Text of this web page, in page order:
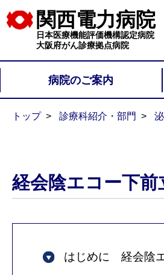
関西電力病院
日本医療機能評価機構認定病院
大阪府がん診療拠点病院
病院のご案内
トップ 診療科紹介・部門
経会陰エコー下
はじめに 経会陰